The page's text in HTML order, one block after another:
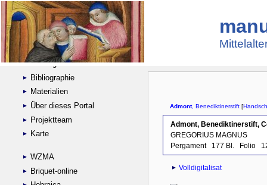
Suche
Handschriftensammlungen
Digitalisierte Handschriften
Kataloge
Bibliographie
Materialien
Über dieses Portal
Projektteam
Karte
WZMA
Briquet-online